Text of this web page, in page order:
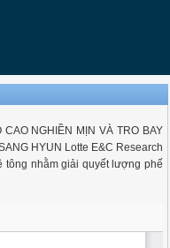
NGHIỀN MỊN VÀ TRO BAY
HYUN Lotte E&C Research
tông nhằm giải quyết lượng phế